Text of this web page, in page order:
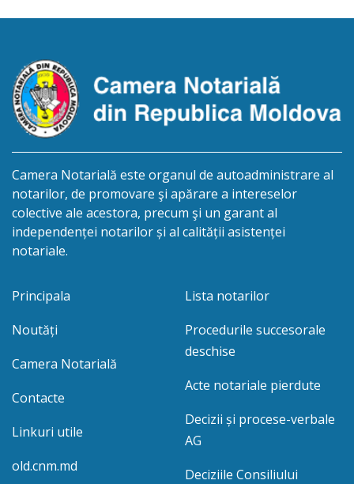
de 15 februarie 2026. Eliberarea certificatului de
de 30.11.2026 […]
Camera Notarială este organul de autoadministrare al
notarilor, de promovare şi apărare a intereselor
colective ale acestora, precum şi un garant al
independenței notarilor și al calității asistenței
notariale.
Principala
Noutăți
Camera Notarială
Contacte
Linkuri utile
old.cnm.md
Lista notarilor
Procedurile succesorale
deschise
Acte notariale pierdute
Decizii și procese-verbale
AG
Deciziile Consiliului